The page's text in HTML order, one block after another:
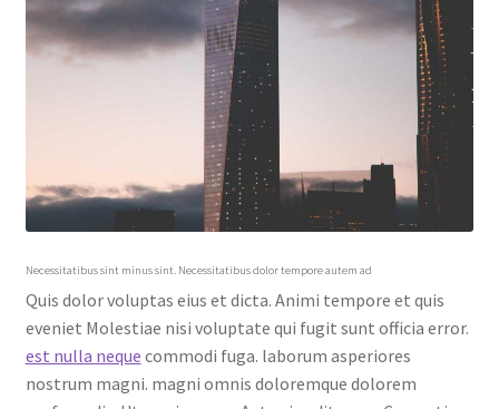
Necessitatibus sint minus sint. Necessitatibus dolor tempore autem ad
Quis dolor voluptas eius et dicta. Animi tempore et quis
eveniet Molestiae nisi voluptate qui fugit sunt officia error.
est nulla neque commodi fuga. laborum asperiores
nostrum magni. magni omnis doloremque dolorem